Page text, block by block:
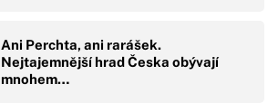
Ani Perchta, ani rarášek.
Nejtajemnější hrad Česka obývají
mnohem…